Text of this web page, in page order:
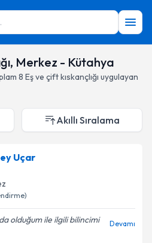
Merkez - Kütahya
8 Eş ve çift kıskançlığı uygulayan
Akıllı Sıralama
Uçar
olduğum ile ilgili bilincimi
Devamı